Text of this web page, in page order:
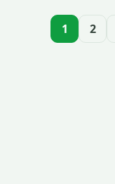
1 2